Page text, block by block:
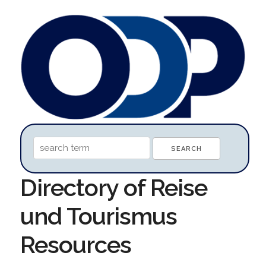
Directory of Reise
und Tourismus
Resources